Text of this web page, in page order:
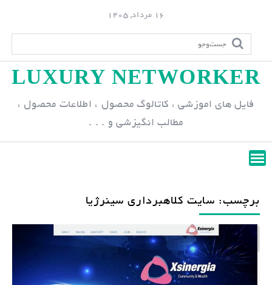
p
n
16 مرداد, 1405
LUXURY NETWORKER
فایل های اموزشی ، کاتالوگ محصول ، اطلاعات محصول ،
مطالب انگیزشی و . . .
برچسب: سایت کلاهبرداری سینرژیا